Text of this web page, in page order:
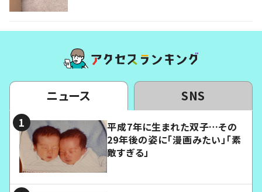
ニュース SNS
平成7年に生まれた双子…その
29年後の姿に「漫画みたい」「素
敵すぎる」